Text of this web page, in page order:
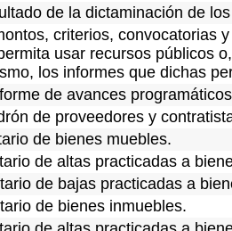
de la dictaminación de
criterios, convocatorias
usar recursos públicos
los informes que dichas
de avances
de proveedores y
de bienes muebles.
de altas practicadas a
de bajas practicadas a
de bienes inmuebles.